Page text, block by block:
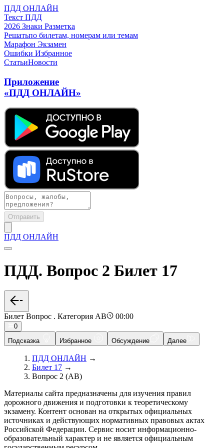
ПДД ОНЛАЙН
Текст ПДД
2026 Знаки Разметка
Решатьпо билетам, номерам или темам
Марафон Экзамен
Ошибки Избранное
СтатьиНовости
Приложение
«ПДД ОНЛАЙН»
Отправить
ПДД ОНЛАЙН
ПДД. Вопрос 2 Билет 17
Билет Вопрос . Категория AB 00:00
0
Подсказка
Избранное Обсуждение Далее
ПДД ОНЛАЙН →
Билет 17 →
Вопрос 2 (AB)
Материалы сайта предназначены для изучения правил
дорожного движения и подготовки к теоретическому
экзамену. Контент основан на открытых официальных
источниках и действующих нормативных правовых актах
Российской Федерации. Сервис носит информационно-
образовательный характер и не является официальным